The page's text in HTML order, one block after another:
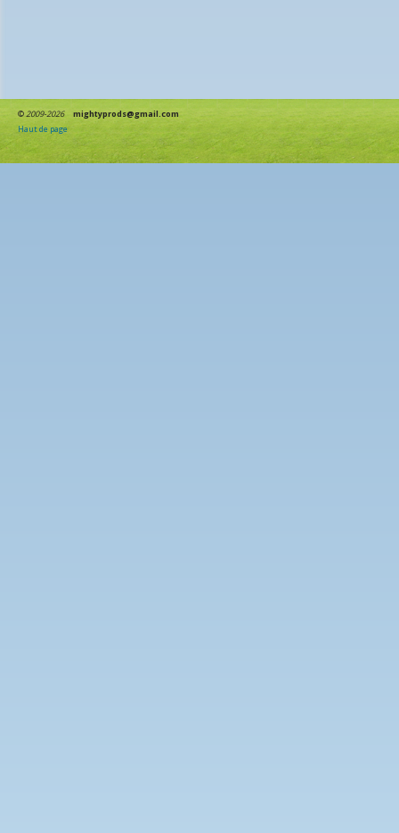
©2009-2026
mightyprods@gmail.com
Haut de page